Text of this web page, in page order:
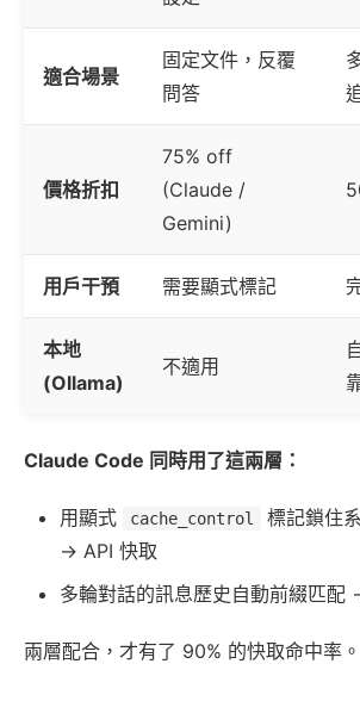
適合場景
固定文件，反覆
問答
價格折扣
75% off
(Claude /
Gemini)
用戶干預 需要顯式標記
本地
(Ollama)
不適用
Claude Code 同時用了這兩層：
用顯式 cache_control
標記鎖住
→ API 快取
多輪對話的訊息歷史自動前綴匹配
兩層配合，才有了 90% 的快取命中率。